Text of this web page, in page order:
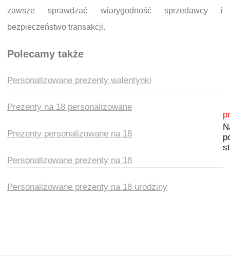
zawsze sprawdzać wiarygodność sprzedawcy i
bezpieczeństwo transakcji.
Polecamy także
Personalizowane prezenty walentynki
Prezenty na 18 personalizowane
Prezenty personalizowane na 18
Personalizowane prezenty na 18
Personalizowane prezenty na 18 urodziny
Nawigacja wpisu